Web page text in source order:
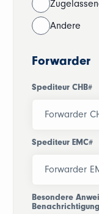
Andere
Forwarder
Spediteur CHB#
Spediteur EMC#
Besondere
Benachrichtigung